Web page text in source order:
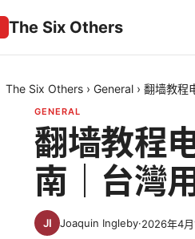
The Six Others
The Six Others › General › 翻墙教程
GENERAL
翻墙教程
南｜台灣
Joaquin Ingleby·2026年4月